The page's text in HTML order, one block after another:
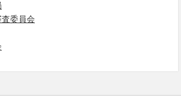
委員会